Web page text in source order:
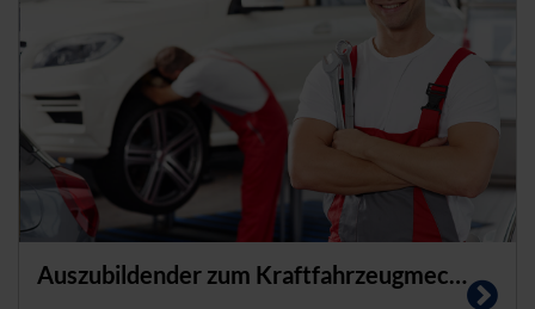
Auszubildender zum Kraftfahrzeugmechatroniker (m/w/d)